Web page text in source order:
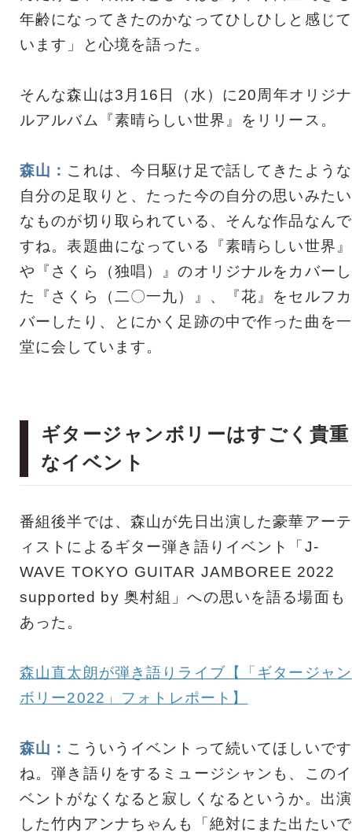
年齢になってきたのかなってひしひしと感じて
います」と心境を語った。
そんな森山は3月16日（水）に20周年オリジナ
ルアルバム『素晴らしい世界』をリリース。
森山： これは、今日駆け足で話してきたような
自分の足取りと、たった今の自分の思いみたい
なものが切り取られている、そんな作品なんで
すね。表題曲になっている『素晴らしい世界』
や『さくら（独唱）』のオリジナルをカバーし
た『さくら（二〇一九）』、『花』をセルフカ
バーしたり、とにかく足跡の中で作った曲を一
堂に会しています。
ギタージャンボリーはすごく貴重
なイベント
番組後半では、森山が先日出演した豪華アーテ
ィストによるギター弾き語りイベント「J-
WAVE TOKYO GUITAR JAMBOREE 2022
supported by 奥村組」への思いを語る場面も
あった。
森山直太朗が弾き語りライブ【「ギタージャン
ボリー2022」フォトレポート】
森山： こういうイベントって続いてほしいです
ね。弾き語りをするミュージシャンも、このイ
ベントがなくなると寂しくなるというか。出演
した竹内アンナちゃんも「絶対にまた出たいで